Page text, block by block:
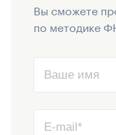
Вы сможете
по методике